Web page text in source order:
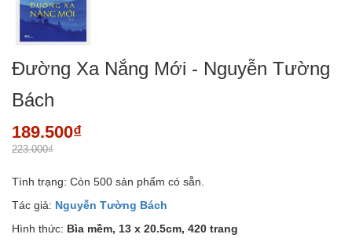
Đường Xa Nắng Mới - Nguyễn Tường
Bách
189.500₫
223.000₫
Tình trạng: Còn 500 sản phẩm có sẵn.
Tác giả: Nguyễn Tường Bách
Hình thức: Bìa mềm, 13 x 20.5cm, 420 trang